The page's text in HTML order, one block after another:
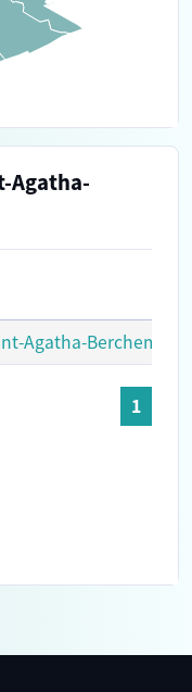
Agatha-
Agatha-Berchem
1